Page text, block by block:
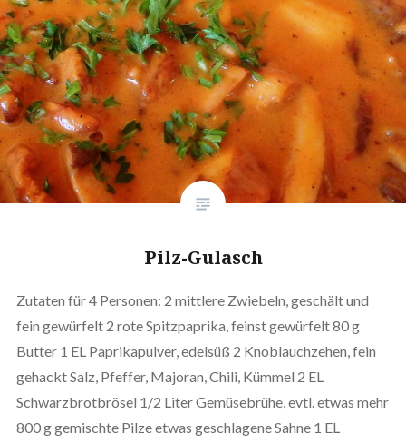
Pilz-Gulasch
Zutaten für 4 Personen: 2 mittlere Zwiebeln, geschält und
fein gewürfelt 2 rote Spitzpaprika, feinst gewürfelt 80 g
Butter 1 EL Paprikapulver, edelsüß 2 Knoblauchzehen, fein
gehackt Salz, Pfeffer, Majoran, Chili, Kümmel 2 EL
Schwarzbrotbrösel 1/2 Liter Gemüsebrühe, evtl. etwas mehr
800 g gemischte Pilze etwas geschlagene Sahne 1 EL